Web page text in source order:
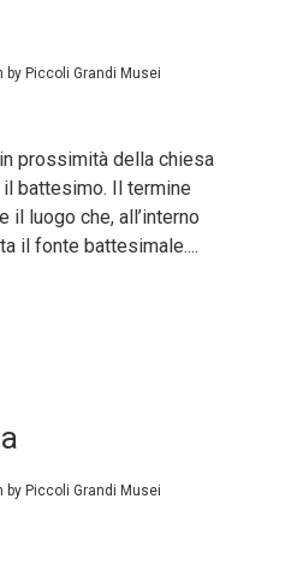
by Piccoli Grandi Musei
prossimità della chiesa
battesimo. Il termine
il luogo che, all’interno
il fonte battesimale....
by Piccoli Grandi Musei